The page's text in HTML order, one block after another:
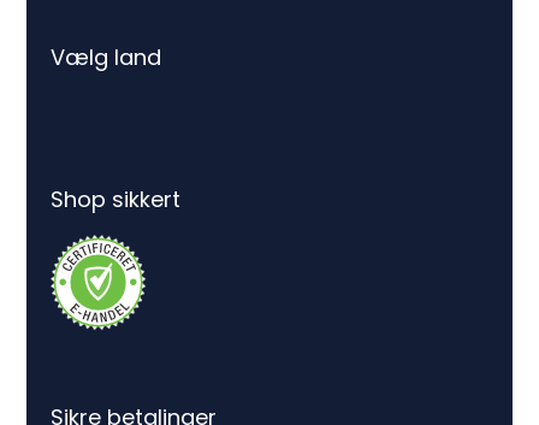
Vælg land
Shop sikkert
Sikre betalinger